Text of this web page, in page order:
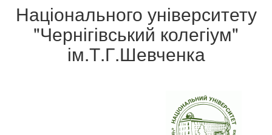
Національного університету
"Чернігівський колегіум"
ім.Т.Г.Шевченка